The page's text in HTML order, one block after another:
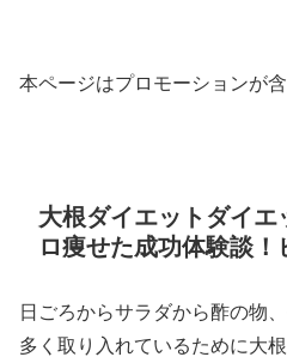
本ページはプロモーションが含
大根ダイエットダイエ
ロ痩せた成功体験談
日ごろからサラダから酢の物
多く取り入れているために大